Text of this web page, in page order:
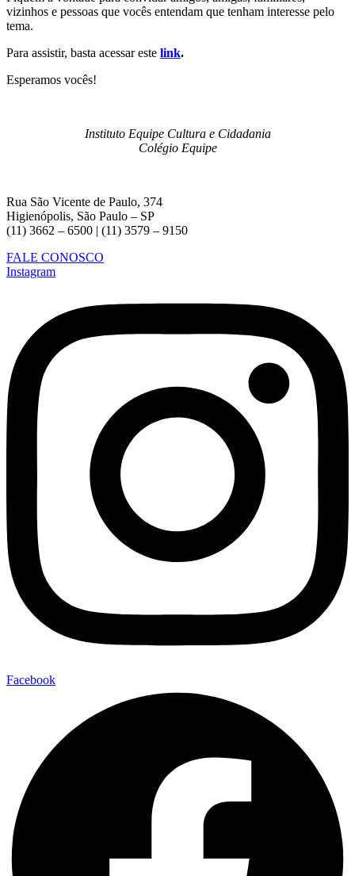
vizinhos e pessoas que vocês entendam que tenham interesse pelo
tema.
Para assistir, basta acessar este link.
Esperamos vocês!
Instituto Equipe Cultura e Cidadania
Colégio Equipe
Rua São Vicente de Paulo, 374
Higienópolis, São Paulo – SP
(11) 3662 – 6500 | (11) 3579 – 9150
FALE CONOSCO
Instagram
Facebook